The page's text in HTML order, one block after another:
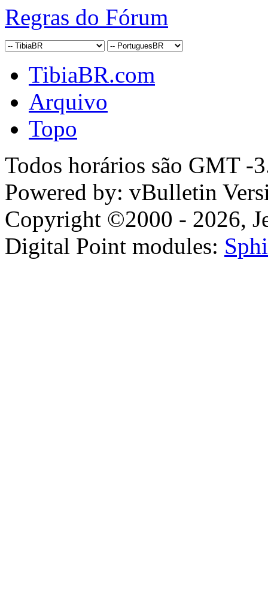
Regras do Fórum
TibiaBR.com
Arquivo
Topo
Todos horários são GMT -
Powered by: vBulletin
Copyright ©2000 - 2026,
Digital Point modules: